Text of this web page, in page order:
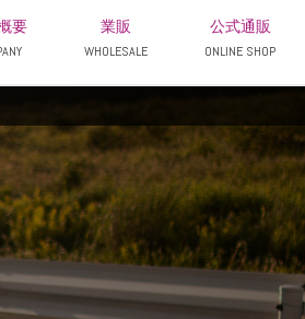
要 業販
WHOLESALE
公式通販
ONLINE SHOP